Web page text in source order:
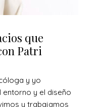
que
Patri
y yo
y el diseño
y trabajamos